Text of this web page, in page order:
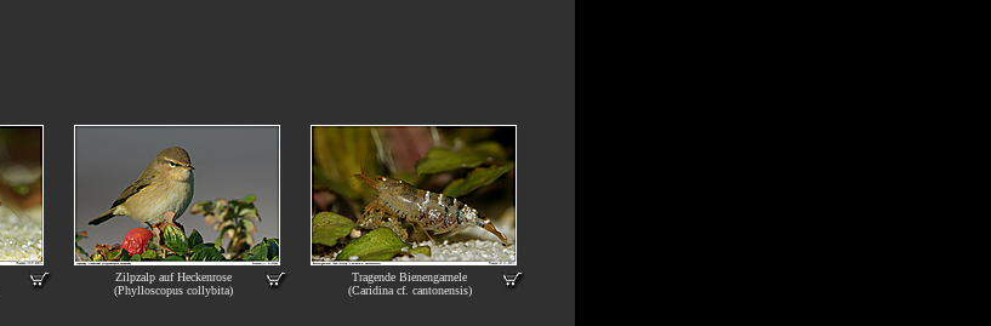
Zilpzalp auf Heckenrose
(Phylloscopus collybita)
Tragende Bienengarnele
(Caridina cf. cantonensis)